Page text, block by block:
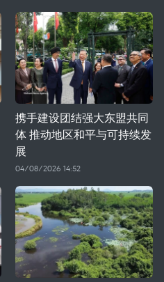
携手建设团结强大东盟共同
体 推动地区和平与可持续发
展
04/08/2026 14:52